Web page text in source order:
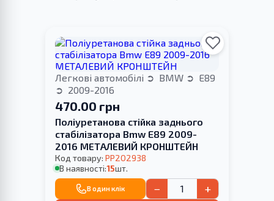
Легкові автомобілі BMW
E89
2009-2016
470.00 грн
Поліуретанова стійка заднього
стабілізатора Bmw E89 2009-
2016 МЕТАЛЕВИЙ КРОНШТЕЙН
Код товару: PP202938
В наявності:15шт.
В один клік − +